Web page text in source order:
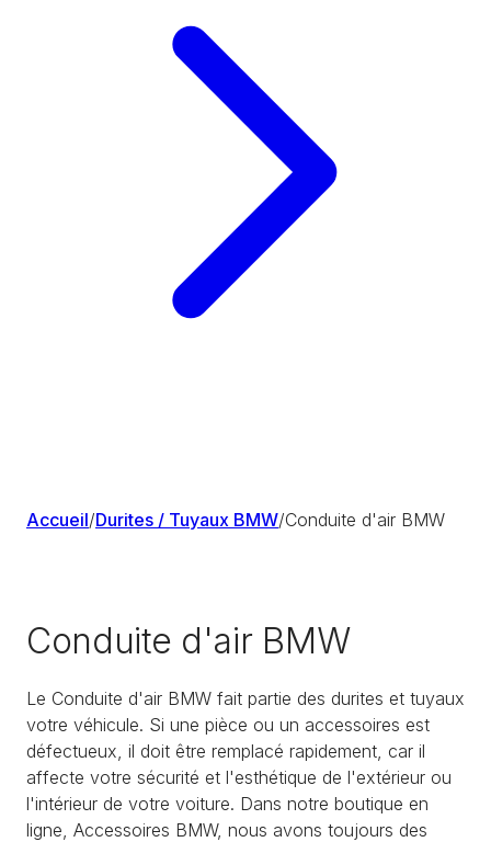
Accueil/Durites / Tuyaux BMW/Conduite d'air BMW
Conduite d'air BMW
Le Conduite d'air BMW fait partie des durites et tuyaux
votre véhicule. Si une pièce ou un accessoires est
défectueux, il doit être remplacé rapidement, car il
affecte votre sécurité et l'esthétique de l'extérieur ou
l'intérieur de votre voiture. Dans notre boutique en
ligne, Accessoires BMW, nous avons toujours des